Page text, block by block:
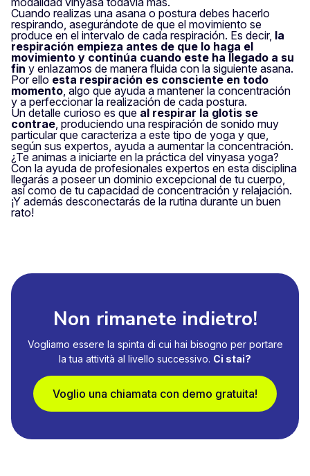
Cuando realizas una asana o postura debes hacerlo
respirando, asegurándote de que el movimiento se
produce en el intervalo de cada respiración. Es decir, la
respiración empieza antes de que lo haga el
movimiento y continúa cuando este ha llegado a su
fin y enlazamos de manera fluida con la siguiente asana.
Por ello esta respiración es consciente en todo
momento , algo que ayuda a mantener la concentración
y a perfeccionar la realización de cada postura.
Un detalle curioso es que al respirar la glotis se
contrae , produciendo una respiración de sonido muy
particular que caracteriza a este tipo de yoga y que,
según sus expertos, ayuda a aumentar la concentración.
¿Te animas a iniciarte en la práctica del vinyasa yoga?
Con la ayuda de profesionales expertos en esta disciplina
llegarás a poseer un dominio excepcional de tu cuerpo,
así como de tu capacidad de concentración y relajación.
¡Y además desconectarás de la rutina durante un buen
rato!
Non rimanete indietro!
Vogliamo essere la spinta di cui hai bisogno per portare
la tua attività al livello successivo. Ci stai?
Voglio una chiamata con demo gratuita!